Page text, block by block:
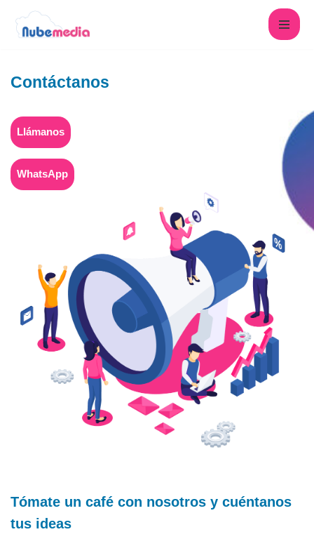
Saltar
Contáctanos
Llámanos
WhatsApp
Tómate un café con nosotros y cuéntanos
tus ideas